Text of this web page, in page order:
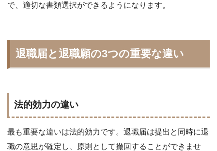
で、適切な書類選択ができるようになります。
退職届と退職願の3つの重要な違い
法的効力の違い
最も重要な違いは法的効力です。退職届は提出と同時に退
職の意思が確定し、原則として撤回することができませ